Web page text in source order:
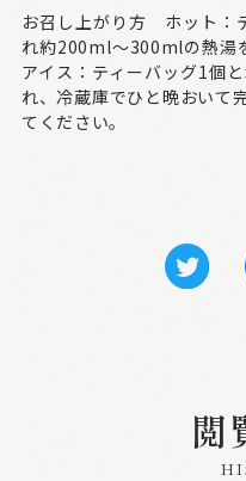
お召し上がり方 ホット：
れ約200ml～300mlの熱湯
アイス：ティーバッグ1個
れ、冷蔵庫でひと晩おいて
てください。
閲